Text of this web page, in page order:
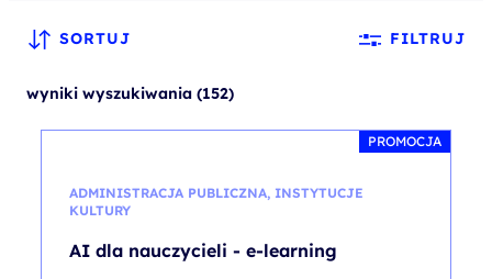
SORTUJ FILTRUJ
wyniki wyszukiwania (152)
PROMOCJA
ADMINISTRACJA PUBLICZNA, INSTYTUCJE
KULTURY
AI dla nauczycieli - e-learning